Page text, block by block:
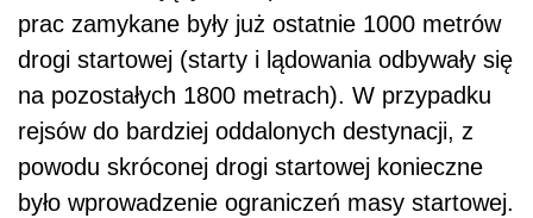
prac zamykane były już ostatnie 1000 metrów
drogi startowej (starty i lądowania odbywały się
na pozostałych 1800 metrach). W przypadku
rejsów do bardziej oddalonych destynacji, z
powodu skróconej drogi startowej konieczne
było wprowadzenie ograniczeń masy startowej.